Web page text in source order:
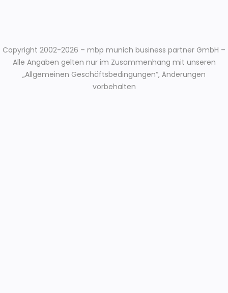
Copyright 2002-2026 – mbp munich business partner GmbH –
Alle Angaben gelten nur im Zusammenhang mit unseren
„Allgemeinen Geschäftsbedingungen“, Änderungen
vorbehalten